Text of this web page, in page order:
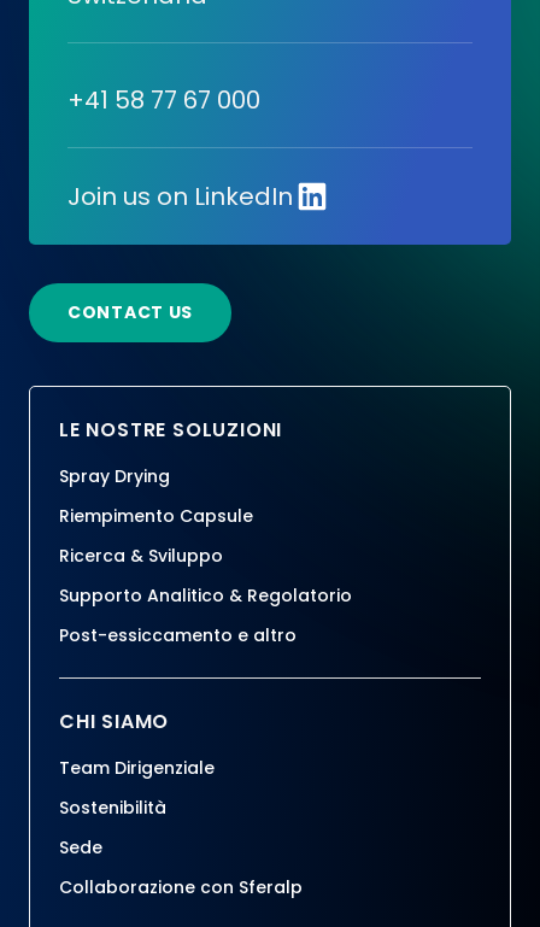
+41 58 77 67 000
Join us on LinkedIn
CONTACT US
LE NOSTRE SOLUZIONI
Spray Drying
Riempimento Capsule
Ricerca & Sviluppo
Supporto Analitico & Regolatorio
Post-essiccamento e altro
CHI SIAMO
Team Dirigenziale
Sostenibilità
Sede
Collaborazione con Sferalp